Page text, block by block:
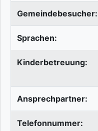
Gemeindebesucher:
Sprachen:
Kinderbetreuung:
Ansprechpartner:
Telefonnummer: